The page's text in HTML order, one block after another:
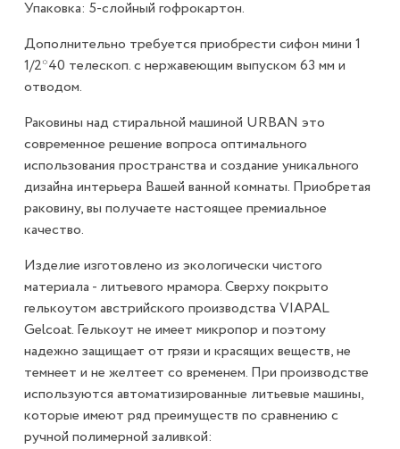
Упаковка: 5-слойный гофрокартон.
Дополнительно требуется приобрести cифон мини 1
1/2*40 телескоп. с нержавеющим выпуском 63 мм и
отводом.
Раковины над стиральной машиной URBAN это
современное решение вопроса оптимального
использования пространства и создание уникального
дизайна интерьера Вашей ванной комнаты. Приобретая
раковину, вы получаете настоящее премиальное
качество.
Изделие изготовлено из экологически чистого
материала - литьевого мрамора. Сверху покрыто
гелькоутом австрийского производства VIAPAL
Gelcoat. Гелькоут не имеет микропор и поэтому
надежно защищает от грязи и красящих веществ, не
темнеет и не желтеет со временем. При производстве
используются автоматизированные литьевые машины,
которые имеют ряд преимуществ по сравнению с
ручной полимерной заливкой: